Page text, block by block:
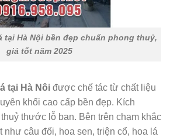
tại Hà Nội bền đẹp chuẩn phong thuỷ,
giá tốt năm 2025
tại Hà Nôi được chế tác từ chất liệu
khối cao cấp bền đẹp. Kích
thước lỗ ban. Bên trên chạm khắc
như câu đối, hoa sen, triện cổ, hoa lá